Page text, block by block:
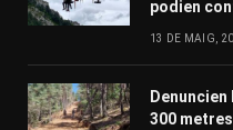
podien
13 DE MAIG,
Denuncien
300